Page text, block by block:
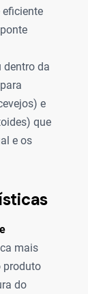
dentro da
e
que
e os
mais
produto
do